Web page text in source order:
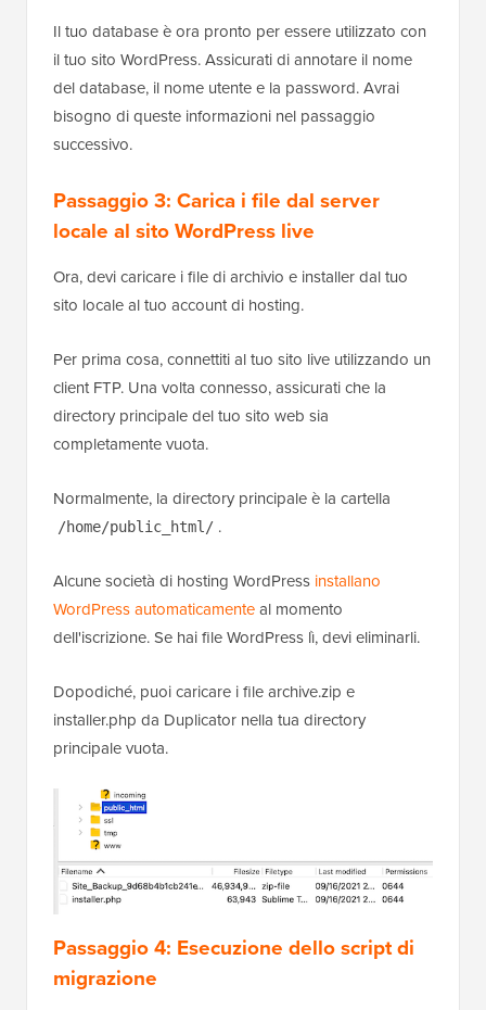
Il tuo database è ora pronto per essere utilizzato con
il tuo sito WordPress. Assicurati di annotare il nome
del database, il nome utente e la password. Avrai
bisogno di queste informazioni nel passaggio
successivo.
Passaggio 3: Carica i file dal server
locale al sito WordPress live
Ora, devi caricare i file di archivio e installer dal tuo
sito locale al tuo account di hosting.
Per prima cosa, connettiti al tuo sito live utilizzando un
client FTP. Una volta connesso, assicurati che la
directory principale del tuo sito web sia
completamente vuota.
Normalmente, la directory principale è la cartella
/home/public_html/ .
Alcune società di hosting WordPress installano
WordPress automaticamenteal momento
dell'iscrizione. Se hai file WordPress lì, devi eliminarli.
Dopodiché, puoi caricare i file archive.zip e
installer.php da Duplicator nella tua directory
principale vuota.
Passaggio 4: Esecuzione dello script di
migrazione